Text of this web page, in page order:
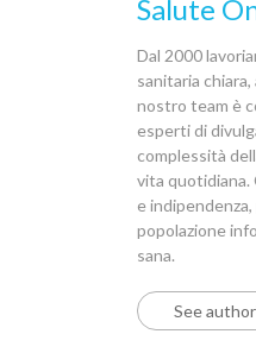
Salute
Dal 2000
sanitaria
nostro team è
esperti di
complessità
vita
e
popolazione
sana.
See